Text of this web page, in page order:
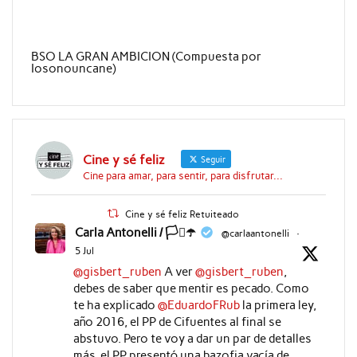
BSO LA GRAN AMBICION (Compuesta por
Iosonouncane)
Cine y sé feliz Seguir
Cine para amar, para sentir, para disfrutar...
Cine y sé feliz Retuiteado
Carla Antonelli / 🏳️‍⚧️☂️ @carlaantonelli
·
5 Jul
@gisbert_ruben A ver@gisbert_ruben,
debes de saber que mentir es pecado. Como
te ha explicado @EduardoFRubla primera ley,
año 2016, el PP de Cifuentes al final se
abstuvo. Pero te voy a dar un par de detalles